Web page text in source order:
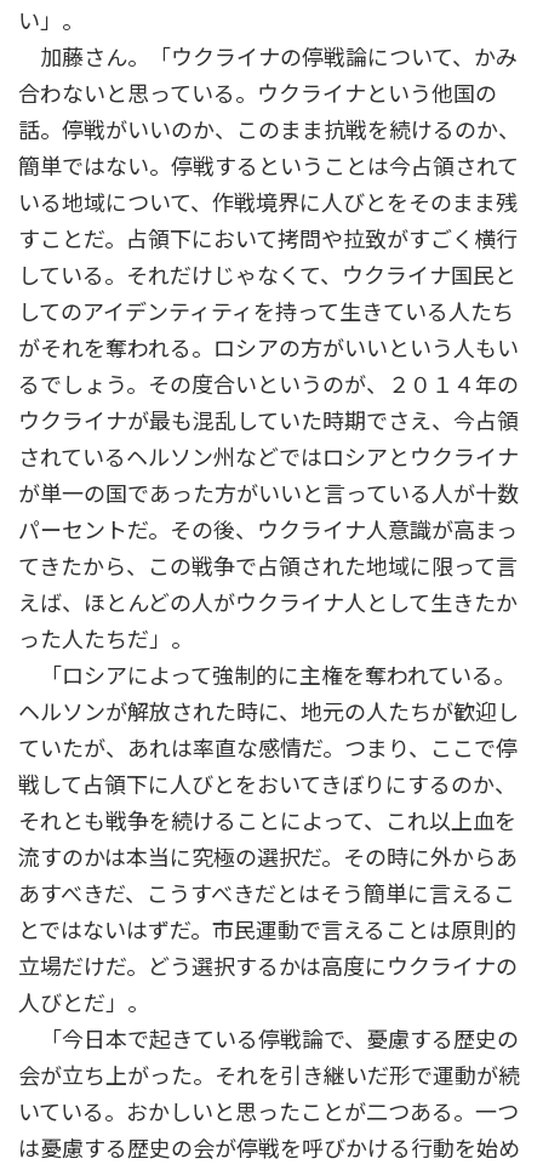
い」。
加藤さん。「ウクライナの停戦論について、かみ
合わないと思っている。ウクライナという他国の
話。停戦がいいのか、このまま抗戦を続けるのか、
簡単ではない。停戦するということは今占領されて
いる地域について、作戦境界に人びとをそのまま残
すことだ。占領下において拷問や拉致がすごく横行
している。それだけじゃなくて、ウクライナ国民と
してのアイデンティティを持って生きている人たち
がそれを奪われる。ロシアの方がいいという人もい
るでしょう。その度合いというのが、２０１４年の
ウクライナが最も混乱していた時期でさえ、今占領
されているヘルソン州などではロシアとウクライナ
が単一の国であった方がいいと言っている人が十数
パーセントだ。その後、ウクライナ人意識が高まっ
てきたから、この戦争で占領された地域に限って言
えば、ほとんどの人がウクライナ人として生きたか
った人たちだ」。
「ロシアによって強制的に主権を奪われている。
ヘルソンが解放された時に、地元の人たちが歓迎し
ていたが、あれは率直な感情だ。つまり、ここで停
戦して占領下に人びとをおいてきぼりにするのか、
それとも戦争を続けることによって、これ以上血を
流すのかは本当に究極の選択だ。その時に外からあ
あすべきだ、こうすべきだとはそう簡単に言えるこ
とではないはずだ。市民運動で言えることは原則的
立場だけだ。どう選択するかは高度にウクライナの
人びとだ」。
「今日本で起きている停戦論で、憂慮する歴史の
会が立ち上がった。それを引き継いだ形で運動が続
いている。おかしいと思ったことが二つある。一つ
は憂慮する歴史の会が停戦を呼びかける行動を始め